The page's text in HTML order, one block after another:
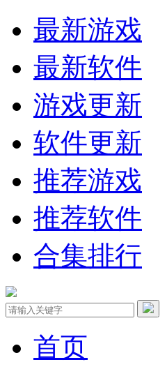
最新游戏
最新软件
游戏更新
软件更新
推荐游戏
推荐软件
合集排行
首页